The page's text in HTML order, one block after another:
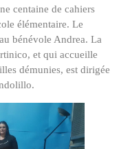
centaine de cahiers
élémentaire. Le
bénévole Andrea. La
et qui accueille
démunies, est dirigée